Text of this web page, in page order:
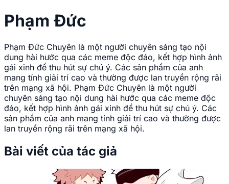
Phạm Đức
Phạm Đức Chuyên là một người chuyên sáng tạo nội
dung hài hước qua các meme độc đáo, kết hợp hình ảnh
gái xinh để thu hút sự chú ý. Các sản phẩm của anh
mang tính giải trí cao và thường được lan truyền rộng rãi
trên mạng xã hội. Phạm Đức Chuyên là một người
chuyên sáng tạo nội dung hài hước qua các meme độc
đáo, kết hợp hình ảnh gái xinh để thu hút sự chú ý. Các
sản phẩm của anh mang tính giải trí cao và thường được
lan truyền rộng rãi trên mạng xã hội.
Bài viết của tác giả